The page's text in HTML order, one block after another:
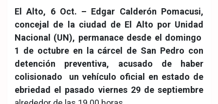
eb
ook
ter
tsA
pp
El Alto, 6 Oct. – Edgar Calderón Pomacusi,
concejal de la ciudad de El Alto por Unidad
Nacional (UN), permanace desde el domingo
1 de octubre en la cárcel de San Pedro con
detención preventiva, acusado de haber
colisionado un vehículo oficial en estado de
ebriedad el pasado viernes 29 de septiembre